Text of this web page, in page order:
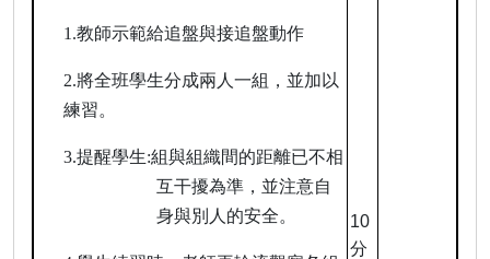
1.教師示範給追盤與接追盤動作
2.將全班學生分成兩人一組，並加以
練習。
3.提醒學生:組與組織間的距離已不相
互干擾為準，並注意自
身與別人的安全。
10
分